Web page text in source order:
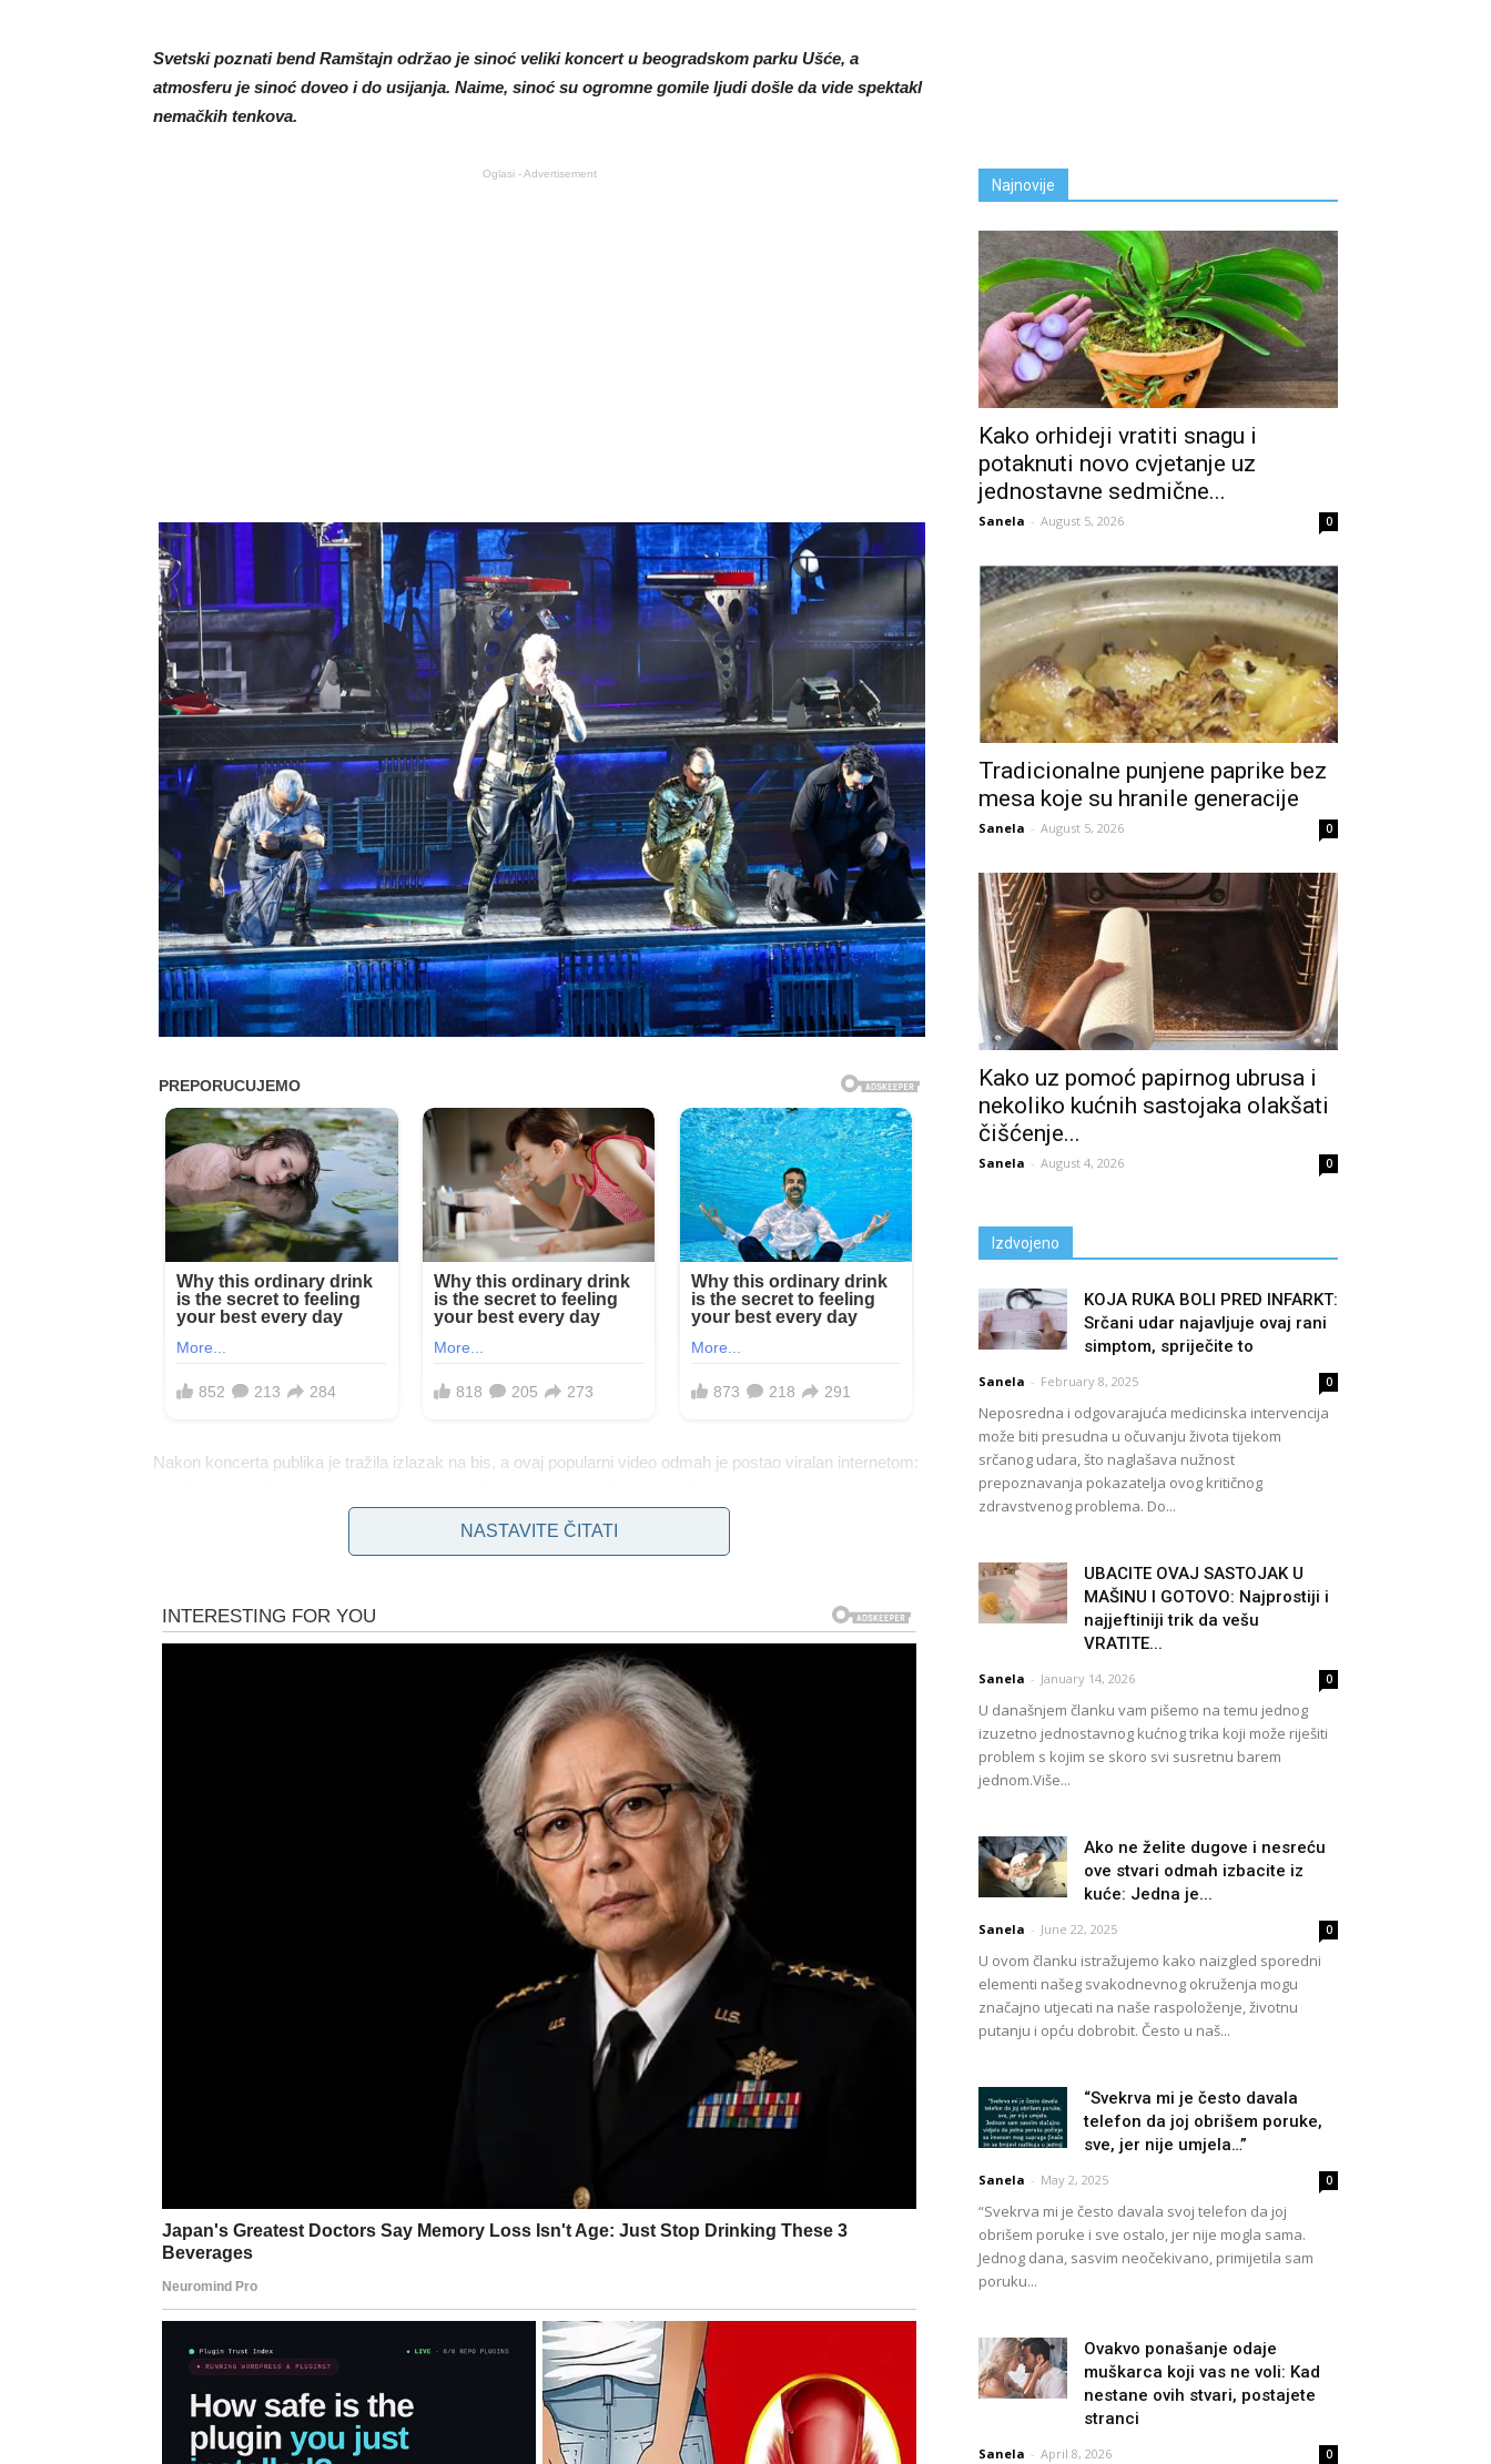
Svetski poznati bend Ramštajn održao je sinoć veliki koncert u beogradskom parku Ušće, a
atmosferu je sinoć doveo i do usijanja. Naime, sinoć su ogromne gomile ljudi došle da vide spektakl
nemačkih tenkova.
Oglasi - Advertisement
Nakon koncerta publika je tražila izlazak na bis, a ovaj popularni video odmah je postao viralan internetom:
publika, nadajući se Ramsteinovom povratku, dok je u opisu videa koji se pojavio na TikToku stajalo: :
NAJJACI NAROD NA SVETU#RAMMSTEIN
#FORYOU #VIRAL
♬ ORIGINAL SOUND – F.LEZAIC
Podsjetimo, svi koji su prisustvovali sinoćnjem koncertu htjeli su na pametan
način da “zebe sistem” i isprate ovaj spektakl. Tako je jedan građanin zaustavio svoj bicikl i pokušao da vidi
šta se dešava iza ograde koja ga je delila od koncerta.
Da li je u redu spavati sa mokrom kosom? Stručnjaci daju šok odgovore na
Stručnjaci postavljaju pitanje: da li je u redu spavati s mokrom kosom ako se osjećate mrzovoljno?
Poslednja stvar koju mnoge žene žele da urade nakon noćnog tuširanja je da osuši kosu fenom. Iako to
obično nije težak zadatak, kada ste iscrpljeni, posezanje za fenom nije tako privlačno kao skakanje u
udobnost svog kreveta. Ali koliko je loše spavati s mokrom kosom? Odgovor su dali američki stručnjaci
Svi smo čuli upozoravajuće priče o ovoj lošoj navici ljepote, i nažalost, ovdje smo da vam kažemo da
spavanje s mokrom kosom zaista može uzrokovati probleme. Dugoročno će vam biti bolje da prebolite
umor i potpuno osušite kosu.
Ovdje stručnjaci dijele prvih pet razloga zašto biste zapravo trebali izbjegavati spavanje s mokrom kosom i
daju savjete šta učiniti kada nemate drugog izbora. Čitajte dalje i saznajte više u nastavku. Vaše vlasište i
kosa će vam kasnije biti zahvalni.
Efekti spavanja s mokrom kosom
Efekat je zapravo kratkoročno zadovoljstvo kada odete u krevet s mokrom kosom, zbog čega stručnjaci
NASTAVITE ČITATI
Najnovije
Kako orhideji vratiti snagu i
potaknuti novo cvjetanje uz
jednostavne sedmične...
Sanela - August 5, 2026 0
Tradicionalne punjene paprike bez
mesa koje su hranile generacije
Sanela - August 5, 2026 0
Kako uz pomoć papirnog ubrusa i
nekoliko kućnih sastojaka olakšati
čišćenje...
Sanela - August 4, 2026 0
Izdvojeno
KOJA RUKA BOLI PRED INFARKT:
Srčani udar najavljuje ovaj rani
simptom, spriječite to
Sanela - February 8, 2025 0
Neposredna i odgovarajuća medicinska intervencija
može biti presudna u očuvanju života tijekom
srčanog udara, što naglašava nužnost
prepoznavanja pokazatelja ovog kritičnog
zdravstvenog problema. Do...
UBACITE OVAJ SASTOJAK U
MAŠINU I GOTOVO: Najprostiji i
najjeftiniji trik da vešu
VRATITE...
Sanela - January 14, 2026 0
U današnjem članku vam pišemo na temu jednog
izuzetno jednostavnog kućnog trika koji može riješiti
problem s kojim se skoro svi susretnu barem
jednom.Više...
Ako ne želite dugove i nesreću
ove stvari odmah izbacite iz
kuće: Jedna je...
Sanela - June 22, 2025 0
U ovom članku istražujemo kako naizgled sporedni
elementi našeg svakodnevnog okruženja mogu
značajno utjecati na naše raspoloženje, životnu
putanju i opću dobrobit. Često u naš...
“Svekrva mi je često davala
telefon da joj obrišem poruke,
sve, jer nije umjela…”
Sanela - May 2, 2025 0
“Svekrva mi je često davala svoj telefon da joj
obrišem poruke i sve ostalo, jer nije mogla sama.
Jednog dana, sasvim neočekivano, primijetila sam
poruku...
Ovakvo ponašanje odaje
muškarca koji vas ne voli: Kad
nestane ovih stvari, postajete
stranci
Sanela - April 8, 2026 0